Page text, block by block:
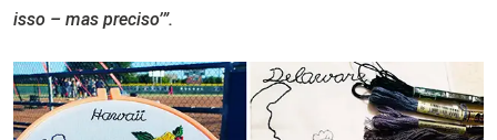
isso – mas preciso’”.